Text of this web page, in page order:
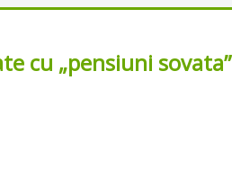
cu „pensiuni sovata”